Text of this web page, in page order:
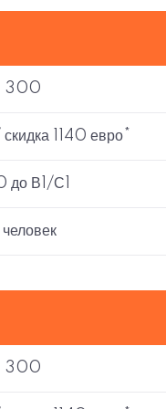
300
1140 евро*
до В1/С1
300